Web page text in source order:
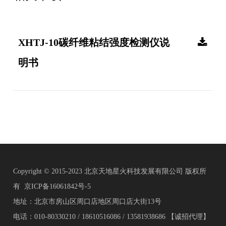
XHTJ-10碳纤维粘结强度检测仪说
明书
Copyright © 2015-2023 北京天地星火科技发展有限公司 版权所
有京ICP备16061842号-5
地址：北京市房山区周口店地区周口店大街13号
电话：010-80330210 / 18610516086 / 13581938686 【诚招代理】